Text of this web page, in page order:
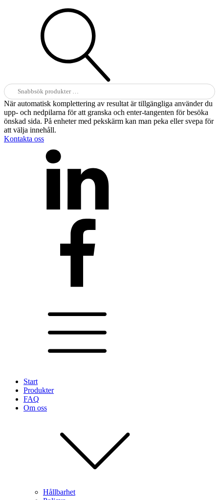
Sök
efter:
När automatisk komplettering av resultat är tillgängliga använder du
upp- och nedpilarna för att granska och enter-tangenten för besöka
önskad sida. På enheter med pekskärm kan man peka eller svepa för
att välja innehåll.
Kontakta oss
Start
Produkter
FAQ
Om oss
Hållbarhet